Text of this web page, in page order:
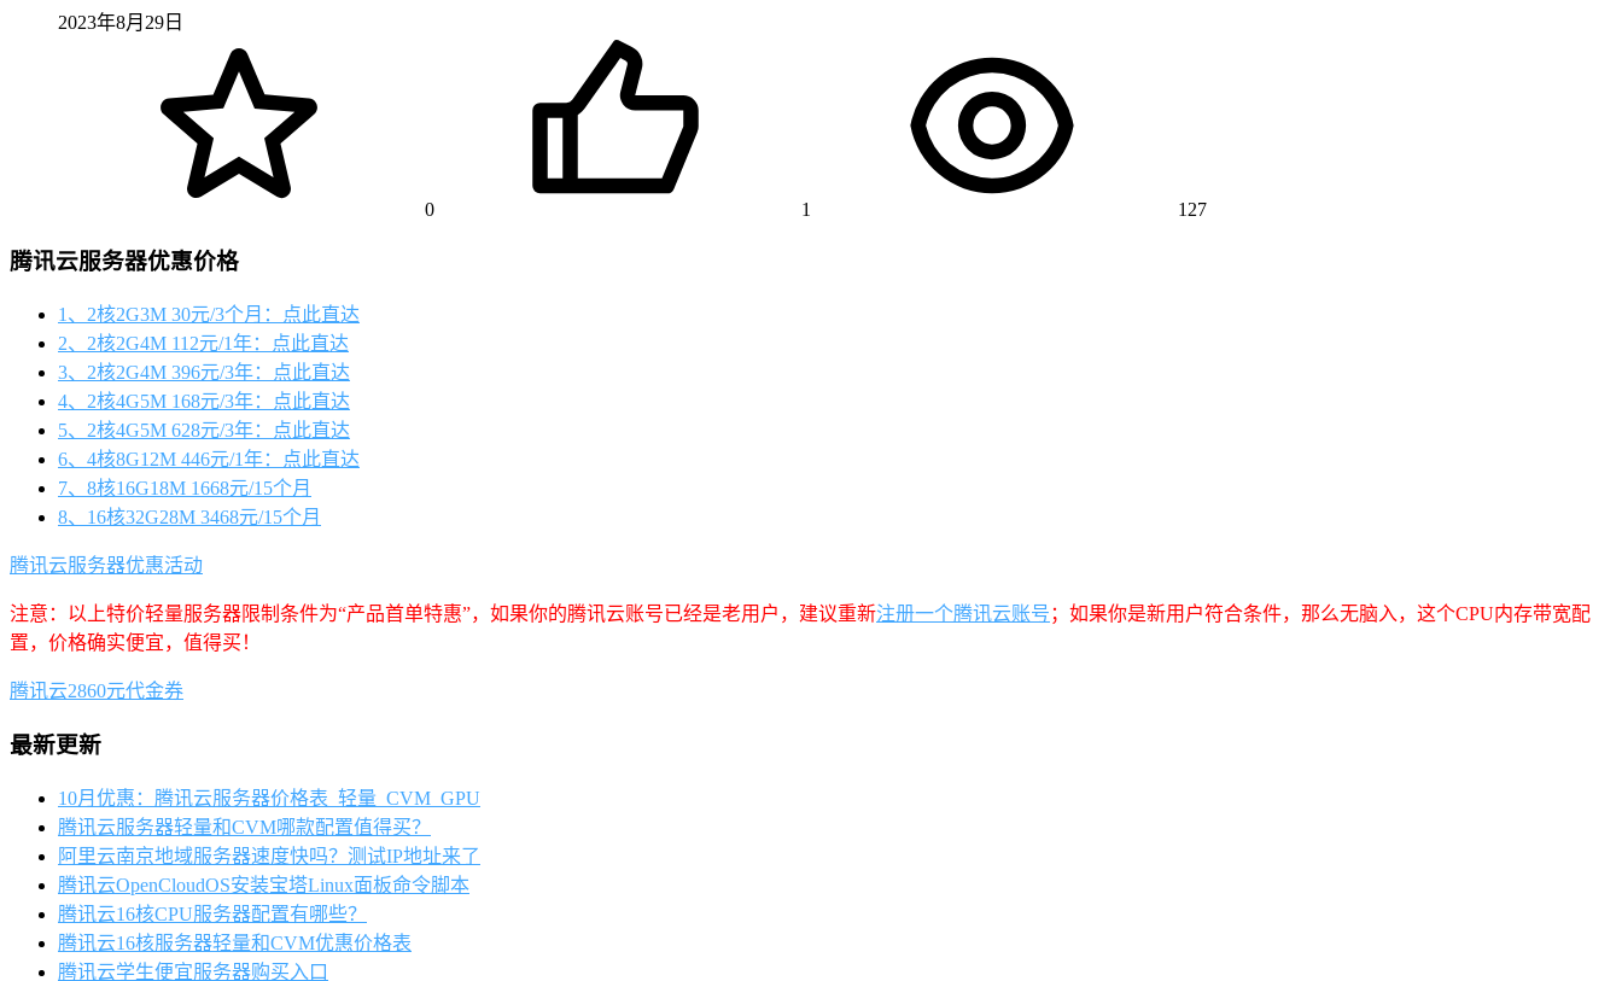
2023年8月29日
0 1 127
腾讯云服务器优惠价格
1、2核2G3M 30元/3个月：点此直达
2、2核2G4M 112元/1年：点此直达
3、2核2G4M 396元/3年：点此直达
4、2核4G5M 168元/3年：点此直达
5、2核4G5M 628元/3年：点此直达
6、4核8G12M 446元/1年：点此直达
7、8核16G18M 1668元/15个月
8、16核32G28M 3468元/15个月
腾讯云服务器优惠活动
注意：以上特价轻量服务器限制条件为“产品首单特惠”，如果你的腾讯云账号已经是老用户，建议重新注册一个腾讯云账号 ；如果你是新用户符合条件，那么无脑入，这个CPU内存带宽配
置，价格确实便宜，值得买！
腾讯云2860元代金券
最新更新
10月优惠：腾讯云服务器价格表_轻量_CVM_GPU
腾讯云服务器轻量和CVM哪款配置值得买？
阿里云南京地域服务器速度快吗？测试IP地址来了
腾讯云OpenCloudOS安装宝塔Linux面板命令脚本
腾讯云16核CPU服务器配置有哪些？
腾讯云16核服务器轻量和CVM优惠价格表
腾讯云学生便宜服务器购买入口